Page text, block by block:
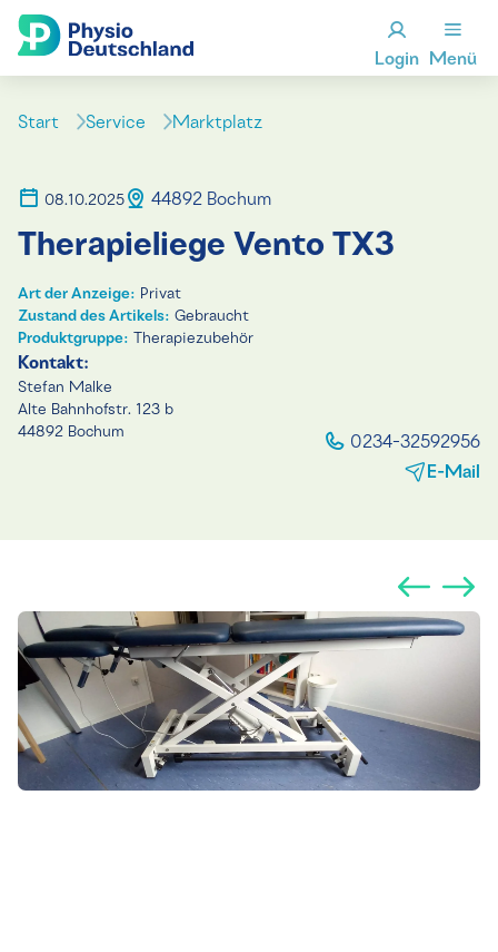
Login Menü
Start Service Marktplatz
08.10.2025 44892 Bochum
Therapieliege Vento TX3
Art der Anzeige: Privat
Zustand des Artikels: Gebraucht
Produktgruppe: Therapiezubehör
Kontakt:
Stefan Malke
Alte Bahnhofstr. 123 b
44892 Bochum
0234-32592956
E-Mail